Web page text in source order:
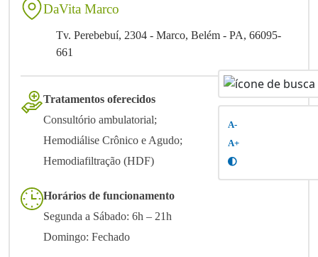
A-
A+
DaVita Marco
Tv. Perebebuí, 2304 - Marco, Belém - PA, 66095-
661
Tratamentos oferecidos
Consultório ambulatorial;
Hemodiálise Crônico e Agudo;
Hemodiafiltração (HDF)
Horários de funcionamento
Segunda a Sábado: 6h – 21h
Domingo: Fechado